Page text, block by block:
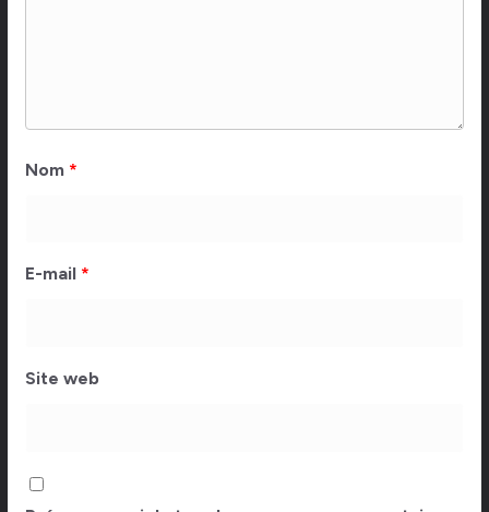
Nom *
E-mail *
Site web